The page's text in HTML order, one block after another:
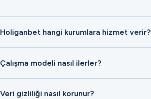
Holiganbet hangi kurumlara hizmet verir?
Çalışma modeli nasıl ilerler?
Veri gizliliği nasıl korunur?